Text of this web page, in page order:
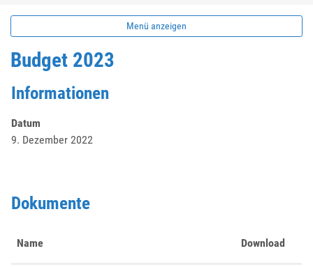
Menü anzeigen
Budget 2023
Informationen
Datum
9. Dezember 2022
Dokumente
Name Download